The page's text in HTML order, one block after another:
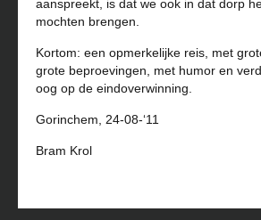
aanspreekt, is dat we ook in dat dorp
mochten brengen.
Kortom: een opmerkelijke reis, met
grote beproevingen, met humor en
oog op de eindoverwinning.
Gorinchem, 24-08-‘11
Bram Krol